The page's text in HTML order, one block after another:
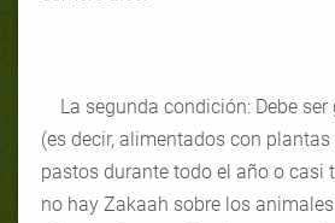
La segunda condición: Debe
(es decir, alimentados con
pastos durante todo el año o casi
no hay Zakaah sobre los